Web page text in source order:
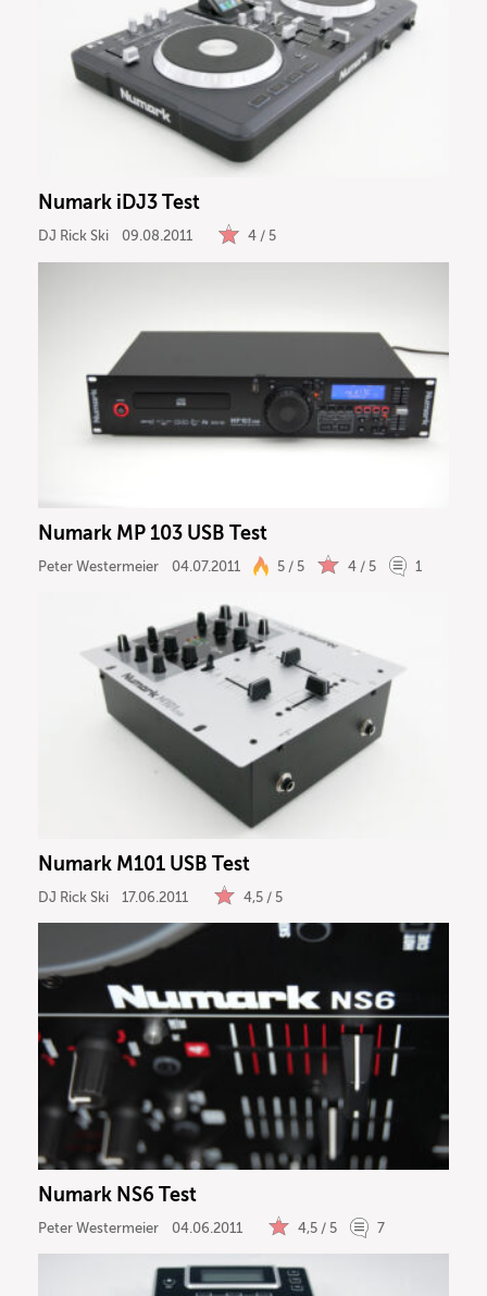
Numark iDJ3 Test
DJ Rick Ski 09.08.2011 4 / 5
Numark MP 103 USB Test
Peter Westermeier 04.07.2011 5 / 5 4 / 5 1
Numark M101 USB Test
DJ Rick Ski 17.06.2011 4,5 / 5
Numark NS6 Test
Peter Westermeier 04.06.2011 4,5 / 5 7